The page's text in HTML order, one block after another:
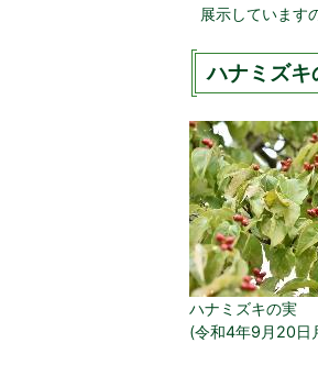
展示しています
ハナミズ
ハナミズキの実
(令和4年9月20日